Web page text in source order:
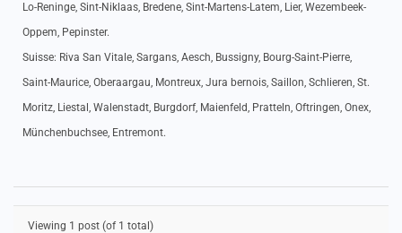
Lo-Reninge, Sint-Niklaas, Bredene, Sint-Martens-Latem, Lier, Wezembeek-
Oppem, Pepinster.
Suisse: Riva San Vitale, Sargans, Aesch, Bussigny, Bourg-Saint-Pierre,
Saint-Maurice, Oberaargau, Montreux, Jura bernois, Saillon, Schlieren, St.
Moritz, Liestal, Walenstadt, Burgdorf, Maienfeld, Pratteln, Oftringen, Onex,
Münchenbuchsee, Entremont.
Viewing 1 post (of 1 total)